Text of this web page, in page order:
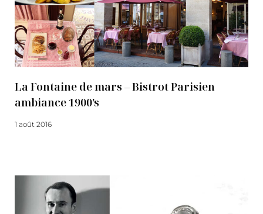
La Fontaine de mars – Bistrot Parisien
ambiance 1900’s
1 août 2016